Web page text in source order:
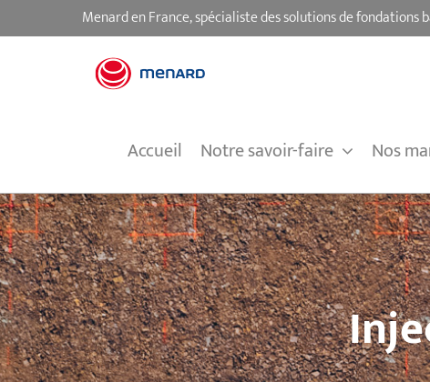
au
Menard en France, spécialiste des solutions de
Accueil Notre savoir-faire Nos